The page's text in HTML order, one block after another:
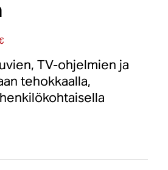
TV-ohjelmien ja
tehokkaalla,